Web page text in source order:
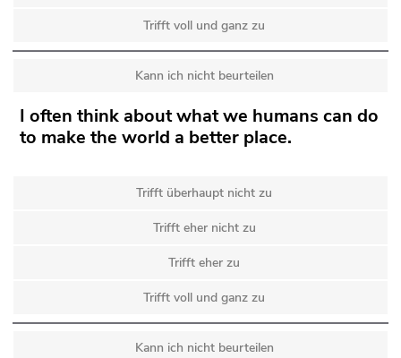
Trifft voll und ganz zu
Kann ich nicht beurteilen
I often think about what we humans can do
to make the world a better place.
Trifft überhaupt nicht zu
Trifft eher nicht zu
Trifft eher zu
Trifft voll und ganz zu
Kann ich nicht beurteilen